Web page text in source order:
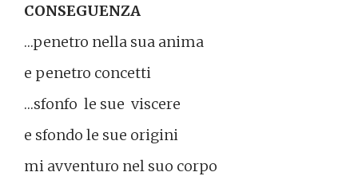
CONSEGUENZA
…penetro nella sua anima
e penetro concetti
…sfonfo le sue viscere
e sfondo le sue origini
mi avventuro nel suo corpo